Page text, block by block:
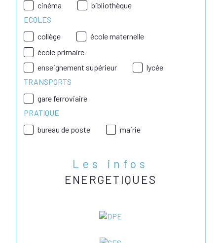
cinéma
bibliothèque
ECOLES
collège
école maternelle
école primaire
enseignement supérieur
lycée
TRANSPORTS
gare ferroviaire
PRATIQUE
bureau de poste
mairie
Les infos
ENERGETIQUES